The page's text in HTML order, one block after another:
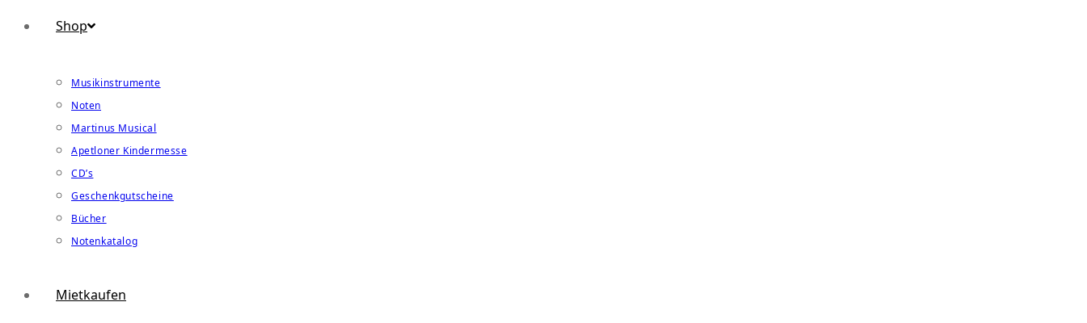
Shop
Musikinstrumente
Noten
Martinus Musical
Apetloner Kindermesse
CD’s
Geschenkgutscheine
Bücher
Notenkatalog
Mietkaufen